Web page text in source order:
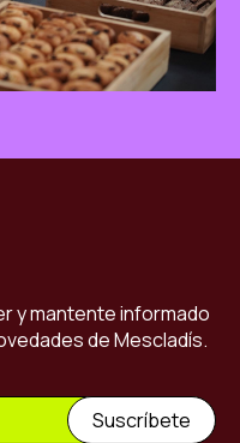
y mantente informado
de Mescladís.